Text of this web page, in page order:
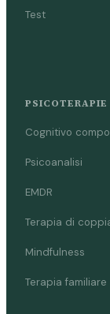
Test
PSICOTERAPIE
Cognitivo
Psicoanalisi
EMDR
Terapia di
Mindfulness
Terapia familiare